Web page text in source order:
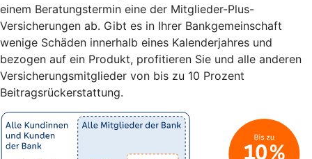
einem Beratungstermin eine der Mitglieder-Plus-
Versicherungen ab. Gibt es in Ihrer Bankgemeinschaft
wenige Schäden innerhalb eines Kalenderjahres und
bezogen auf ein Produkt, profitieren Sie und alle anderen
Versicherungsmitglieder von bis zu 10 Prozent
Beitragsrückerstattung.